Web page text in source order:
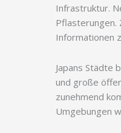
Infrastruktur.
Pflasterungen.
Informationen
Japans Städte
und große
zunehmend
Umgebungen